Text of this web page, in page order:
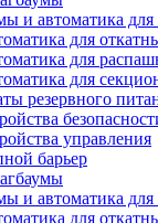
и автоматика
для
для
для
резервного
управления
барьер
и автоматика для
для